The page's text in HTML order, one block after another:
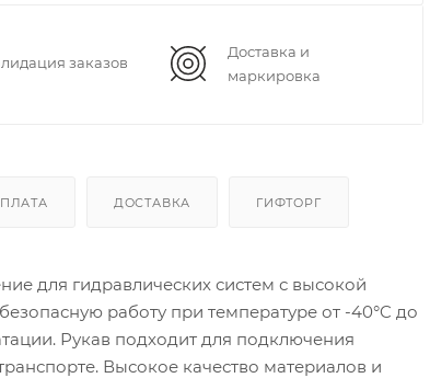
заказов
Доставка и
маркировка
ДОСТАВКА ГИФТОРГ
для гидравлических систем с высокой
работу при температуре от -40°C до
Рукав подходит для подключения
Высокое качество материалов и